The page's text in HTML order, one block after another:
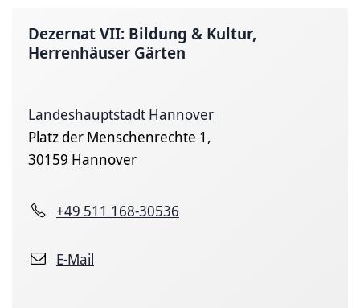
Dezernat VII: Bildung & Kultur,
Herrenhäuser Gärten
Landeshauptstadt Hannover
Platz der Menschenrechte 1,
30159 Hannover
+49 511 168-30536
E-Mail